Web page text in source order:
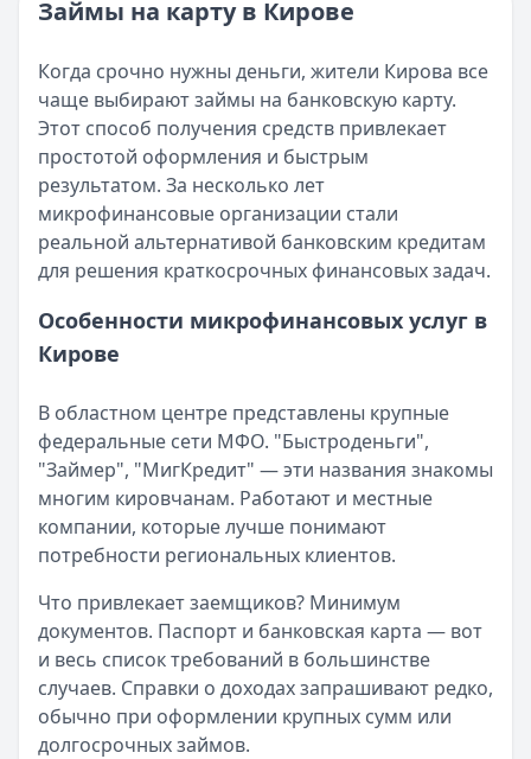
Категория:МФО и микрозаймы
Все статьи
Возврат переплаты в «Займере»: актуальная
Опубликовано:5 декабря 2025 г.
Категория:МФО
Читать новость
Срочный микрозайм 15 000 ₽ на карту: свежая
Кратко:Нужны 15 000 рублей на карту прямо сегодня?
Опубликовано:5 декабря 2025 г.
Категория:МФО
Читать новость
Кратко:В III квартале 2025 года владельцы iPhone
Опубликовано:
Читать новость
57 сервисов микрозаймов через Госуслуги: где
Кратко:Авторизация через Госуслуги ускоряет
Опубликовано:23 ноября 2025 г.
Категория:МФО
Читать новость
Кратко: Пришло СМС об одобрении займа от Bigmani
Опубликовано:23 ноября 2025 г.
Категория:МФО
Читать новость
Все новости
Займы на карту в Кирове
Когда срочно нужны деньги, жители Кирова все
чаще выбирают займы на банковскую карту.
Этот способ получения средств привлекает
простотой оформления и быстрым
результатом. За несколько лет
микрофинансовые организации стали
реальной альтернативой банковским кредитам
для решения краткосрочных финансовых задач.
Особенности микрофинансовых услуг в
Кирове
В областном центре представлены крупные
федеральные сети МФО. "Быстроденьги",
"Займер", "МигКредит" — эти названия знакомы
многим кировчанам. Работают и местные
компании, которые лучше понимают
потребности региональных клиентов.
Что привлекает заемщиков? Минимум
документов. Паспорт и банковская карта — вот
и весь список требований в большинстве
случаев. Справки о доходах запрашивают редко,
обычно при оформлении крупных сумм или
долгосрочных займов.